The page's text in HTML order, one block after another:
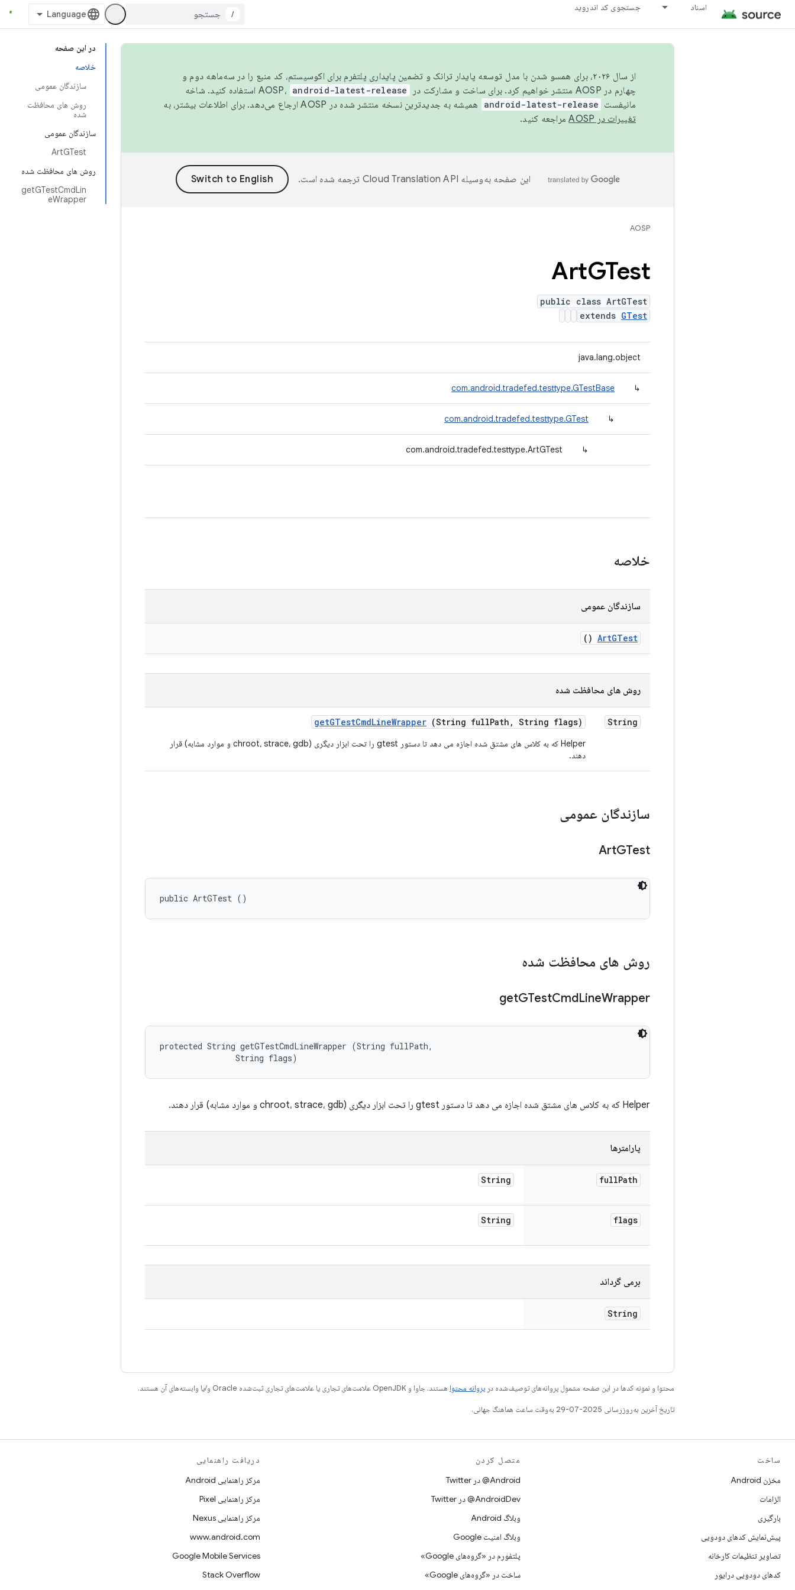
اسناد جستجوی کد اندروید
/
در این صفحه
خلاصه
سازندگان عمومی
روش های محافظت
شده
سازندگان عمومی
ArtGTest
روش های محافظت شده
getGTestCmdLin
eWrapper
از سال ۲۰۲۶، برای همسو شدن با مدل توسعه پایدار ترانک و تضمین پایداری پلتفرم برای اکوسیستم، کد منبع را در سه‌ماهه دوم و
چهارم در AOSP منتشر خواهیم کرد. برای ساخت و مشارکت در AOSP،
android-latest-release
استفاده کنید. شاخه
مانیفست android-latest-release
همیشه به جدیدترین نسخه منتشر شده در AOSP ارجاع می‌دهد. برای اطلاعات بیشتر، به
تغییرات در AOSP
مراجعه کنید.
این صفحه به‌وسیله ترجمه شده است.
AOSP
ArtGTest
public class ArtGTest
extends GTest
java.lang.object
↳
com.android.tradefed.testtype.GTestBase
↳
com.android.tradefed.testtype.GTest
↳
com.android.tradefed.testtype.ArtGTest
خلاصه
سازندگان عمومی
ArtGTest
()
روش های محافظت شده
String
getGTestCmdLineWrapper (String fullPath , String flags)
Helper که به کلاس های مشتق شده اجازه می دهد تا دستور gtest را تحت ابزار دیگری (chroot، strace، gdb و موارد مشابه) قرار
دهند.
سازندگان عمومی
ArtGTest
public ArtGTest ()
روش های محافظت شده
getGTestCmdLineWrapper
protected String getGTestCmdLineWrapper (String fullPath,
                String flags)
Helper که به کلاس های مشتق شده اجازه می دهد تا دستور gtest را تحت ابزار دیگری (chroot، strace، gdb و موارد مشابه) قرار دهند.
پارامترها
fullPath
String
flags
String
برمی گرداند
String
محتوا و نمونه کدها در این صفحه مشمول پروانه‌های توصیف‌شده در پروانه محتوا هستند. جاوا و OpenJDK علامت‌های تجاری یا علامت‌های تجاری ثبت‌شده Oracle و/یا وابسته‌های آن هستند.
تاریخ آخرین به‌روزرسانی 2025-07-29 به‌وقت ساعت هماهنگ جهانی.
ساخت
مخزن Android
الزامات
بارگیری
پیش‌نمایش کدهای دودویی
تصاویر تنظیمات کارخانه
کدهای دودویی درایور
متصل کردن
Android@ در Twitter
AndroidDev@ در Twitter
وبلاگ Android
وبلاگ امنیت Google
پلتفورم در «گروه‌های Google»
ساخت در «گروه‌های Google»
دریافت راهنمایی
مرکز راهنمایی Android
مرکز راهنمایی Pixel
مرکز راهنمایی Nexus
www.android.com
Google Mobile Services
Stack Overflow